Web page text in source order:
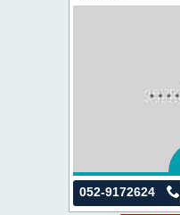
052-9172624